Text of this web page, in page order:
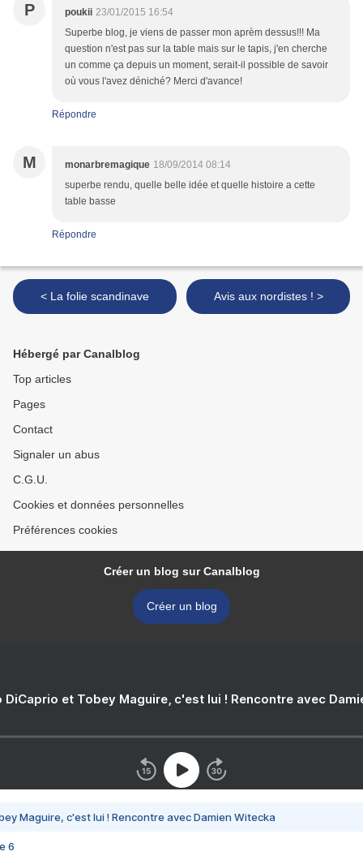
P poukii 23/01/2015 16:54
Superbe blog, je viens de passer mon aprèm dessus!!! Ma
question n'est pas sur la table mais sur le tapis, j'en cherche
un comme ça depuis un moment, serait-il possible de savoir
où vous l'avez déniché? Merci d'avance!
Répondre
M monarbremagique 18/09/2014 08:14
superbe rendu, quelle belle idée et quelle histoire a cette
table basse
Répondre
< La folie scandinave Avis aux nordistes ! >
Hébergé par Canalblog
Top articles
Pages
Contact
Signaler un abus
C.G.U.
Cookies et données personnelles
Préférences cookies
Créer un blog sur Canalblog
Créer un blog
DiCaprio et Tobey Maguire, c'est lui ! Rencontre avec
Maguire, c'est lui ! Rencontre avec Damien Witecka
6